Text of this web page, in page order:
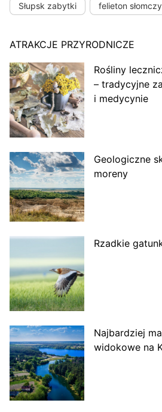
Słupsk zabytki felieton
ATRAKCJE PRZYRODNICZE
Rośliny
– tradycyjne
i medycynie
Geologiczne
moreny
Rzadkie
Najbardziej
widokowe na